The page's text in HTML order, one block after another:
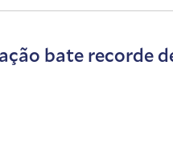
bate recorde